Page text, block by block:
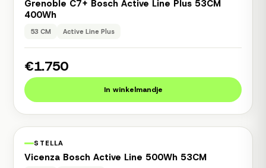
Grenoble C7+ Bosch Active Line Plus 53CM
400Wh
53 CM Active Line Plus
€1.750
In winkelmandje
1 jaar garantie
STELLA
Vicenza Bosch Active Line 500Wh 53CM